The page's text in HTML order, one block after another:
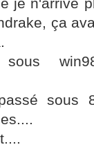
ça
sous